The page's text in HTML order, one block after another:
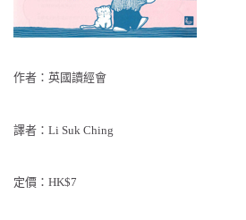
作者：英國讀經會
譯者：Li Suk Ching
定價：HK$7